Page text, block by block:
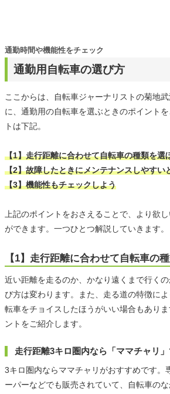
通勤用自転車の選び方
通勤時間や機能性をチェック
ここからは、自転車ジャーナリストの菊地
に、通勤用の自転車を選ぶときのポイント
トは下記。
【1】走行距離に合わせて自転車の種類を選
【2】故障したときにメンテナンスしやすい
【3】機能性もチェックしよう
上記のポイントをおさえることで、より欲
ができます。一つひとつ解説していきます。
【1】走行距離に合わせて自転車の
近い距離を走るのか、かなり遠くまで行く
び方は変わります。また、走る道の特徴に
転車をチョイスしたほうがいい場合もあり
ントをご紹介します。
走行距離3キロ圏内なら「ママチャリ
3キロ圏内ならママチャリがおすすめです。
ーパーなどでも販売されていて、自転車の